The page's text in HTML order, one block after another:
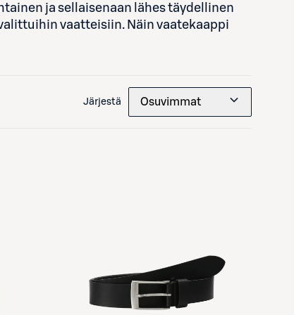
ja sellaisenaan lähes täydellinen
vaatteisiin. Näin vaatekaappi
Järjestä Osuvimmat